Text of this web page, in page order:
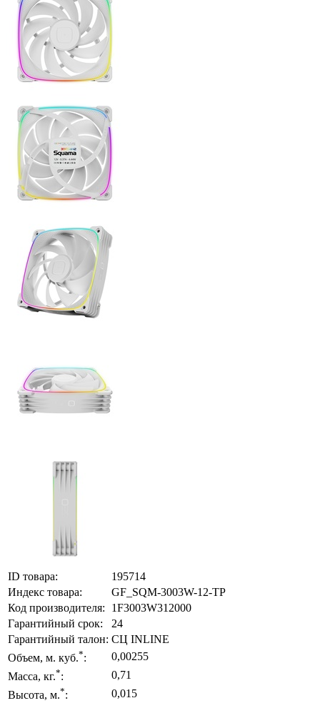
ID товара:
195714
Индекс товара:
GF_SQM-3003W-12-TP
Код производителя:
1F3003W312000
Гарантийный срок:
24
Гарантийный талон: СЦ INLINE
Объем, м. куб.*:
0,00255
Масса, кг.*:
0,71
Высота, м.*:
0,015